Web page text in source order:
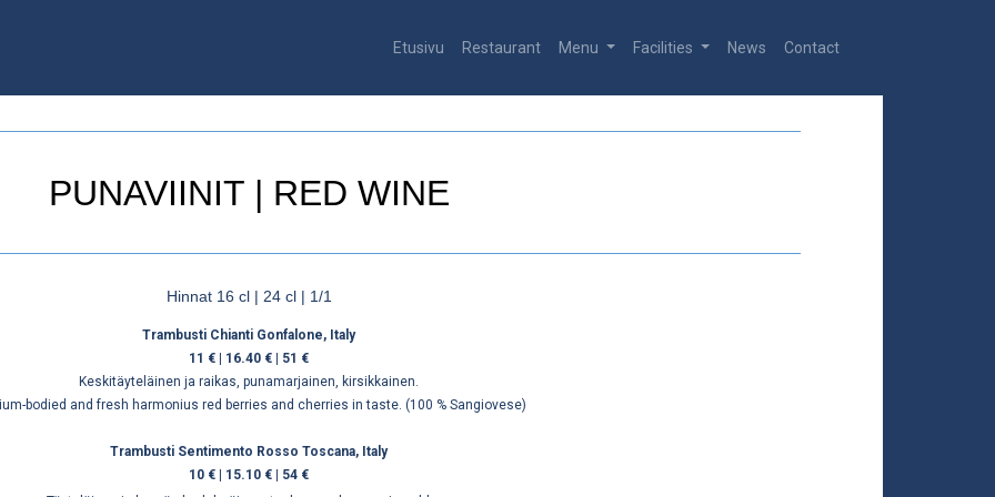
Etusivu Restaurant Menu Facilities News Contact
PUNAVIINIT | RED WINE
Hinnat 16 cl | 24 cl | 1/1
Trambusti Chianti Gonfalone, Italy
11 € | 16.40 € | 51 €
Keskitäyteläinen ja raikas, punamarjainen, kirsikkainen.
bodied and fresh harmonius red berries and cherries in taste. (100 % Sangiovese)
Trambusti Sentimento Rosso Toscana, Italy
10 € | 15.10 € | 54 €